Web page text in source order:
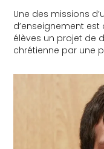
Une des missions
d’enseignement
élèves un projet de
chrétienne par une